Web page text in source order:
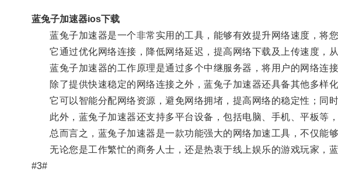
蓝兔子加速器ios下载
蓝兔子加速器是一个非常实用的工具，能够有效提升网络速度，将您
它通过优化网络连接，降低网络延迟，提高网络下载及上传速度，从
蓝兔子加速器的工作原理是通过多个中继服务器，将用户的网络连接
除了提供快速稳定的网络连接之外，蓝兔子加速器还具备其他多样化
它可以智能分配网络资源，避免网络拥堵，提高网络的稳定性；同
此外，蓝兔子加速器还支持多平台设备，包括电脑、手机、平板等，
总而言之，蓝兔子加速器是一款功能强大的网络加速工具，不仅能够
无论您是工作繁忙的商务人士，还是热衷于线上娱乐的游戏玩家，蓝
#3#